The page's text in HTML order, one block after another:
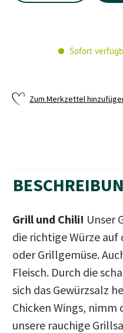
Sofort
Zum Merkzettel
Grill und Chili! Unser
die richtige Würze
oder Grillgemüse.
Fleisch. Durch die
sich das Gewürzsalz
Chicken Wings, nimm
unsere rauchige